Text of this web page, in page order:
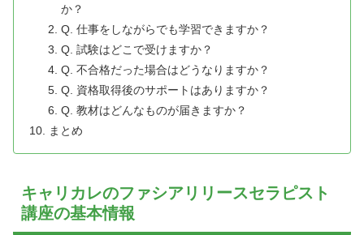
か？
Q. 仕事をしながらでも学習できますか？
Q. 試験はどこで受けますか？
Q. 不合格だった場合はどうなりますか？
Q. 資格取得後のサポートはありますか？
Q. 教材はどんなものが届きますか？
まとめ
キャリカレのファシアリリースセラピスト
講座の基本情報